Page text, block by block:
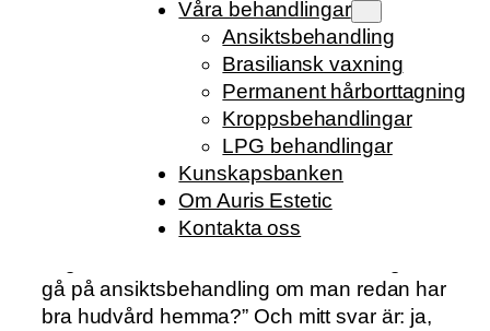
Våra behandlingar
Ansiktsbehandling
Brasiliansk vaxning
Permanent hårborttagning
Kroppsbehandlingar
LPG behandlingar
Kunskapsbanken
Om Auris Estetic
Kontakta oss
Kunskapsbanken
gå på ansiktsbehandling om man redan har
bra hudvård hemma?” Och mitt svar är: ja,